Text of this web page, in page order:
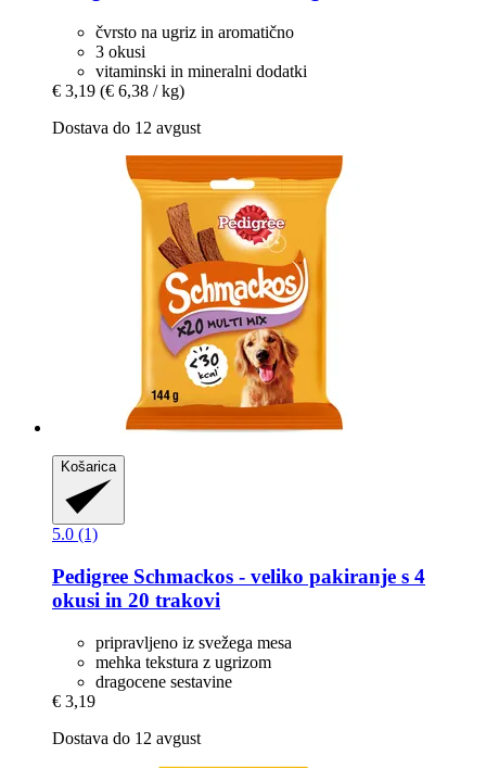
čvrsto na ugriz in aromatično
3 okusi
vitaminski in mineralni dodatki
€ 3,19 (€ 6,38 / kg)
Dostava do 12 avgust
Košarica
5.0 (1)
Pedigree Schmackos -​ veliko pakiranje s 4
okusi in 20 trakovi
pripravljeno iz svežega mesa
mehka tekstura z ugrizom
dragocene sestavine
€ 3,19
Dostava do 12 avgust